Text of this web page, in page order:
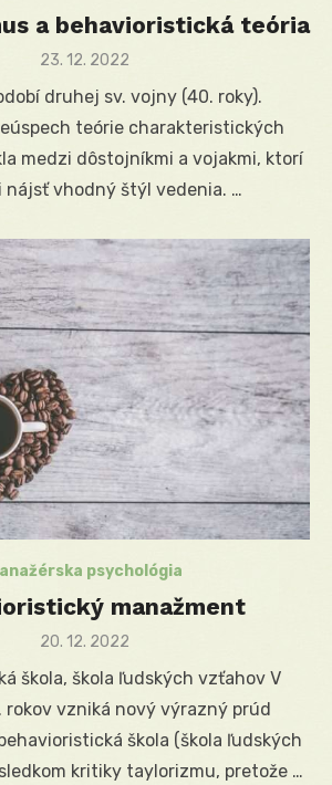
a behavioristická teória
Posted
23. 12. 2022
druhej sv. vojny (40. roky).
teórie charakteristických
medzi dôstojníkmi a vojakmi, ktorí
nájsť vhodný štýl vedenia. …
psychológia
manažment
Posted
20. 12. 2022
škola, škola ľudských vzťahov V
rokov vzniká nový výrazný prúd
škola (škola ľudských
kritiky taylorizmu, pretože …